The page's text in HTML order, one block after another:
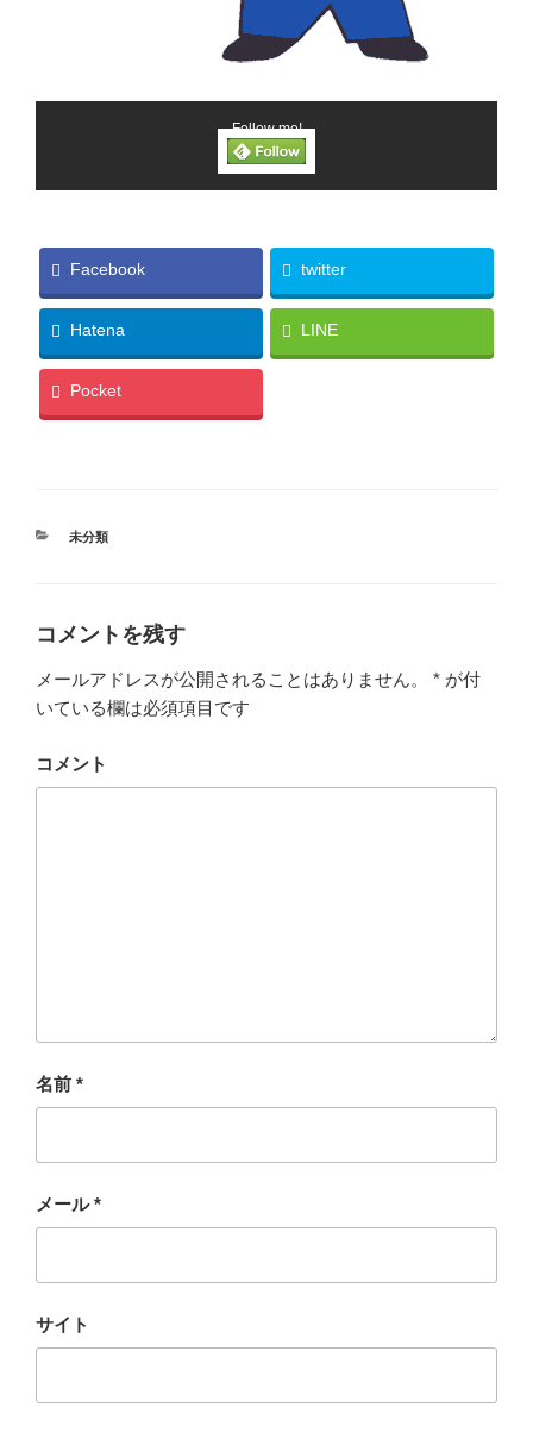
Follow me!
Facebook twitter
Hatena LINE
Pocket
カ
未分類
コメントを残す
メールアドレスが公開されることはありません。 * が付
いている欄は必須項目です
コメント
名前 *
メール*
サイト